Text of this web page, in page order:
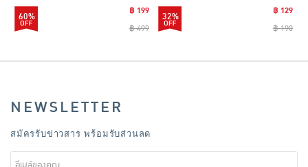
60%
฿ 199
฿ 499
32%
฿ 129
฿ 190
NEWSLETTER
สมัครรับข่าวสาร พร้อมรับส่วนลด